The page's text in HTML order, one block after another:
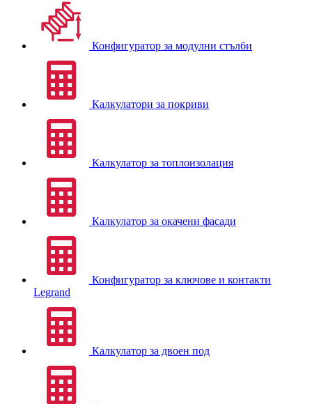
Конфигуратор за модулни стълби
Калкулатори за покриви
Калкулатор за топлоизолация
Калкулатор за окачени фасади
Конфигуратор за ключове и контакти
Legrand
Калкулатор за двоен под